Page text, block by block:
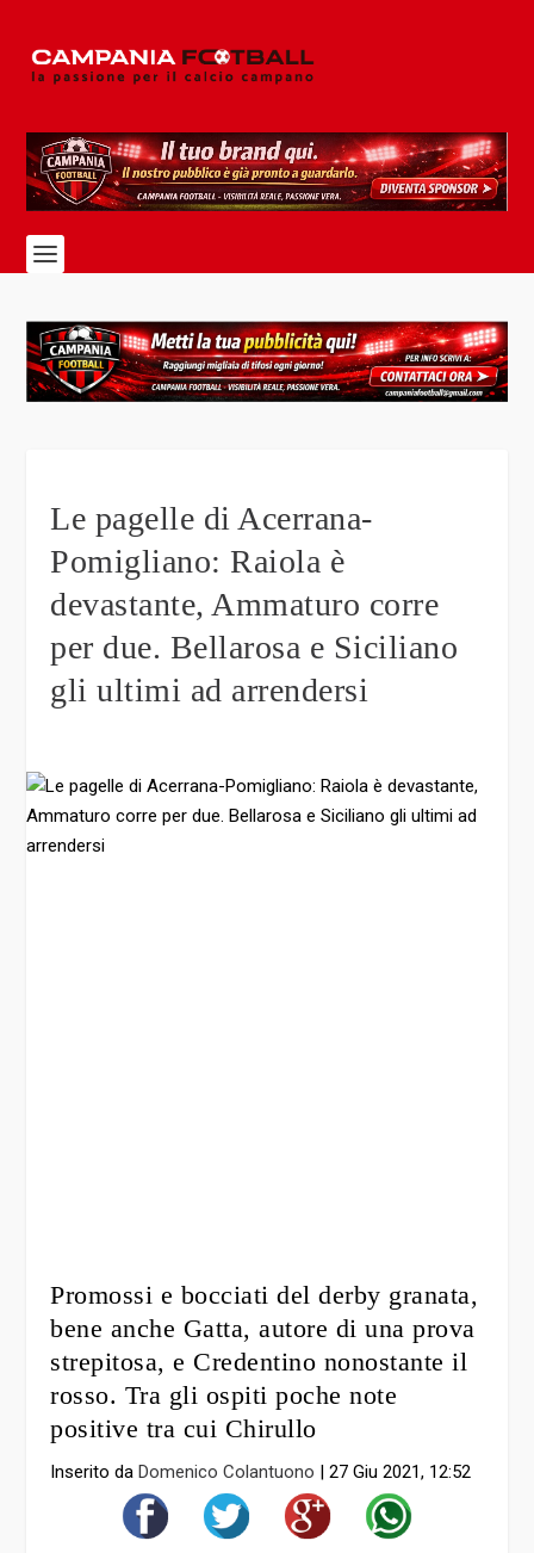
Le pagelle di Acerrana-
Pomigliano: Raiola è
devastante, Ammaturo corre
per due. Bellarosa e Siciliano
gli ultimi ad arrendersi
Promossi e bocciati del derby granata,
bene anche Gatta, autore di una prova
strepitosa, e Credentino nonostante il
rosso. Tra gli ospiti poche note
positive tra cui Chirullo
Inserito daDomenico Colantuono |27 Giu 2021, 12:52